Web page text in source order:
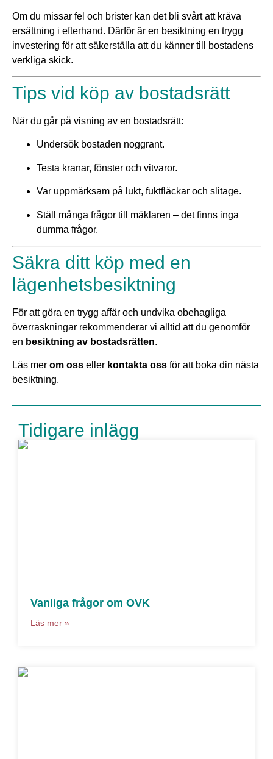
Om du missar fel och brister kan det bli svårt att kräva
ersättning i efterhand. Därför är en besiktning en trygg
investering för att säkerställa att du känner till bostadens
verkliga skick.
Tips vid köp av bostadsrätt
När du går på visning av en bostadsrätt:
Undersök bostaden noggrant.
Testa kranar, fönster och vitvaror.
Var uppmärksam på lukt, fuktfläckar och slitage.
Ställ många frågor till mäklaren – det finns inga
dumma frågor.
Säkra ditt köp med en
lägenhetsbesiktning
För att göra en trygg affär och undvika obehagliga
överraskningar rekommenderar vi alltid att du genomför
en besiktning av bostadsrätten.
Läs mer om oss eller kontakta oss för att boka din nästa
besiktning.
Tidigare inlägg
Vanliga frågor om OVK
Läs mer »